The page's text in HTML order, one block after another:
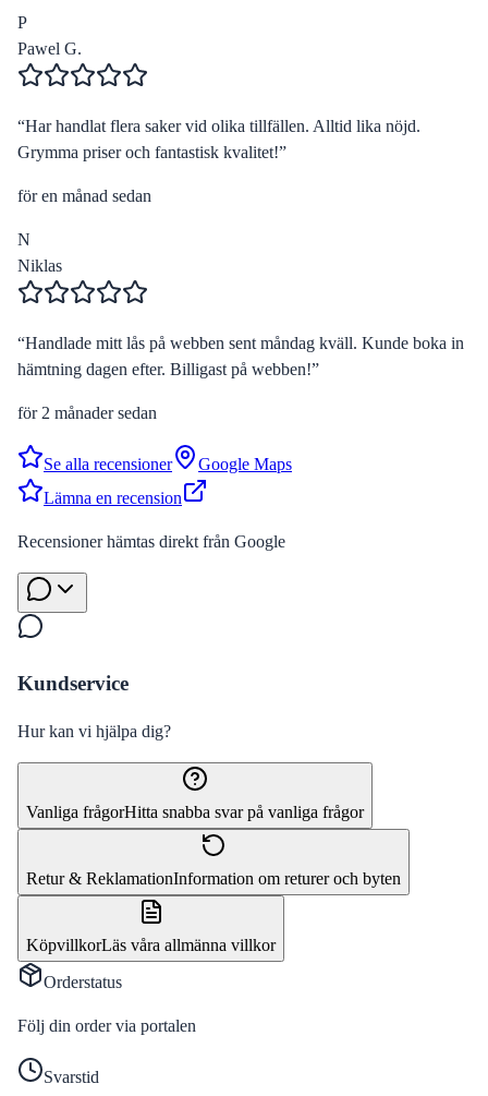
P
Pawel G.
“Har handlat flera saker vid olika tillfällen. Alltid lika nöjd.
Grymma priser och fantastisk kvalitet!”
för en månad sedan
N
Niklas
“Handlade mitt lås på webben sent måndag kväll. Kunde boka in
hämtning dagen efter. Billigast på webben!”
för 2 månader sedan
Se alla recensioner
Google Maps
Lämna en recension
Recensioner hämtas direkt från Google
Kundservice
Hur kan vi hjälpa dig?
Vanliga frågorHitta snabba svar på vanliga frågor
Retur & ReklamationInformation om returer och byten
KöpvillkorLäs våra allmänna villkor
Orderstatus
Följ din order via portalen
Svarstid